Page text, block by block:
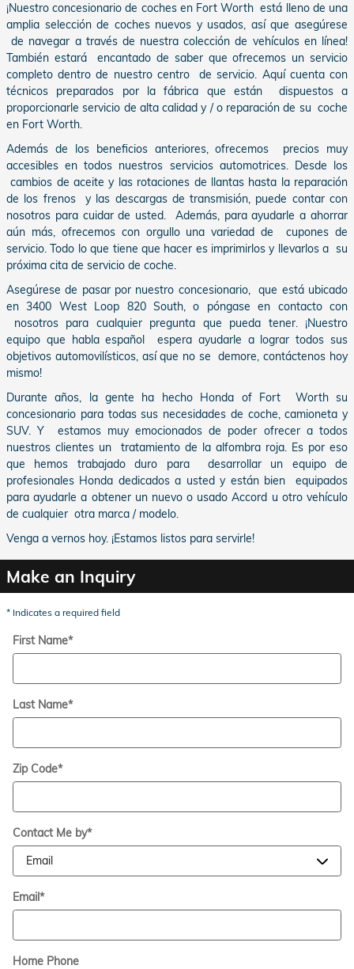
¡Nuestro concesionario de coches en Fort Worth está lleno de una
amplia selección de coches nuevos y usados, así que asegúrese
de navegar a través de nuestra colección de vehículos en línea!
También estará encantado de saber que ofrecemos un servicio
completo dentro de nuestro centro de servicio. Aquí cuenta con
técnicos preparados por la fábrica que están dispuestos a
proporcionarle servicio de alta calidad y / o reparación de su coche
en Fort Worth.
Además de los beneficios anteriores, ofrecemos precios muy
accesibles en todos nuestros servicios automotrices. Desde los
cambios de aceite y las rotaciones de llantas hasta la reparación
de los frenos y las descargas de transmisión, puede contar con
nosotros para cuidar de usted. Además, para ayudarle a ahorrar
aún más, ofrecemos con orgullo una variedad de cupones de
servicio. Todo lo que tiene que hacer es imprimirlos y llevarlos a su
próxima cita de servicio de coche.
Asegúrese de pasar por nuestro concesionario, que está ubicado
en 3400 West Loop 820 South, o póngase en contacto con
nosotros para cualquier pregunta que pueda tener. ¡Nuestro
equipo que habla español espera ayudarle a lograr todos sus
objetivos automovilísticos, así que no se demore, contáctenos hoy
mismo!
Durante años, la gente ha hecho Honda of Fort Worth su
concesionario para todas sus necesidades de coche, camioneta y
SUV. Y estamos muy emocionados de poder ofrecer a todos
nuestros clientes un tratamiento de la alfombra roja. Es por eso
que hemos trabajado duro para desarrollar un equipo de
profesionales Honda dedicados a usted y están bien equipados
para ayudarle a obtener un nuevo o usado Accord u otro vehículo
de cualquier otra marca / modelo.
Venga a vernos hoy. ¡Estamos listos para servirle!
Make an Inquiry
* Indicates a required field
First Name*
Last Name*
Zip Code*
Contact Me by*
Email*
Home Phone